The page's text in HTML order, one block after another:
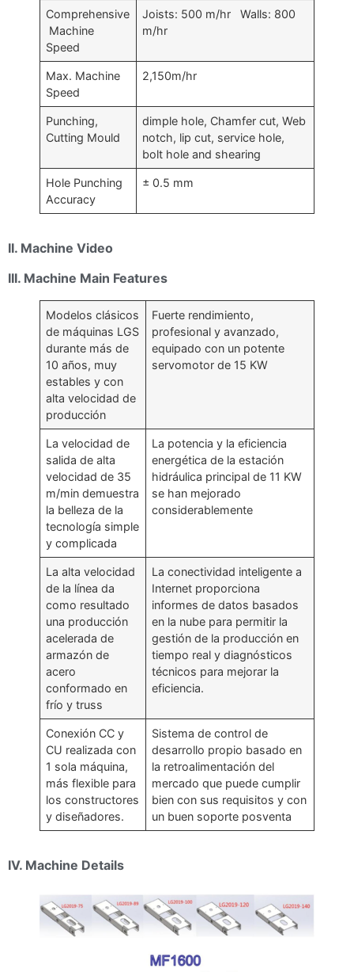
Comprehensive
Machine
Speed
Joists: 500 m/hr Walls: 800
m/hr
Max. Machine
Speed
2,150m/hr
Punching,
Cutting Mould
dimple hole, Chamfer cut, Web
notch, lip cut, service hole,
bolt hole and shearing
Hole Punching
Accuracy
± 0.5 mm
II. Machine Video
III. Machine Main Features
Modelos clásicos
de máquinas LGS
durante más de
10 años, muy
estables y con
alta velocidad de
producción
Fuerte rendimiento,
profesional y avanzado,
equipado con un potente
servomotor de 15 KW
La velocidad de
salida de alta
velocidad de 35
m/min demuestra
la belleza de la
tecnología simple
y complicada
La potencia y la eficiencia
energética de la estación
hidráulica principal de 11 KW
se han mejorado
considerablemente
La alta velocidad
de la línea da
como resultado
una producción
acelerada de
armazón de
acero
conformado en
frío y truss
La conectividad inteligente a
Internet proporciona
informes de datos basados
en la nube para permitir la
gestión de la producción en
tiempo real y diagnósticos
técnicos para mejorar la
eficiencia.
Conexión CC y
CU realizada con
1 sola máquina,
más flexible para
los constructores
y diseñadores.
Sistema de control de
desarrollo propio basado en
la retroalimentación del
mercado que puede cumplir
bien con sus requisitos y con
un buen soporte posventa
IV. Machine Details